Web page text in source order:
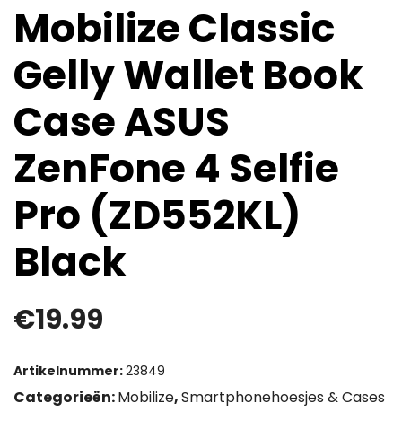
Mobilize Classic
Gelly Wallet Book
Case ASUS
ZenFone 4 Selfie
Pro (ZD552KL)
Black
€19.99
Artikelnummer:23849
Categorieën:Mobilize,Smartphonehoesjes & Cases